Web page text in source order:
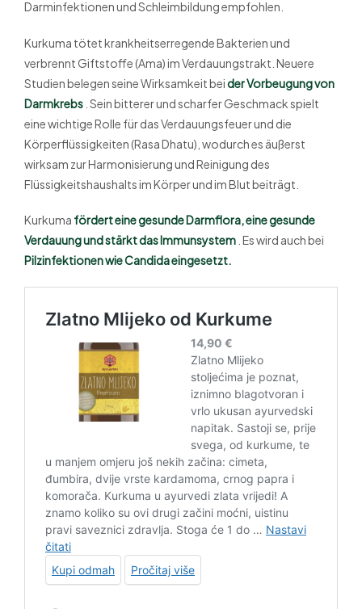
Darminfektionen und Schleimbildung empfohlen.
Kurkuma tötet krankheitserregende Bakterien und
verbrennt Giftstoffe (Ama) im Verdauungstrakt. Neuere
Studien belegen seine Wirksamkeit beider Vorbeugung von
Darmkrebs . Sein bitterer und scharfer Geschmack spielt
eine wichtige Rolle für das Verdauungsfeuer und die
Körperflüssigkeiten (Rasa Dhatu), wodurch es äußerst
wirksam zur Harmonisierung und Reinigung des
Flüssigkeitshaushalts im Körper und im Blut beiträgt.
Kurkuma fördert eine gesunde Darmflora, eine gesunde
Verdauung und stärkt das Immunsystem . Es wird auch bei
Pilzinfektionen wie Candida eingesetzt.